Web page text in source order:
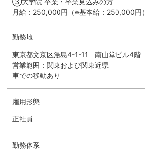
月給：250,000円（※基本給：250,000円）
勤務地
東京都文京区湯島4-1-11 南山堂ビル4階
営業範囲：関東および関東近県
車での移動あり
雇用形態
正社員
勤務体系